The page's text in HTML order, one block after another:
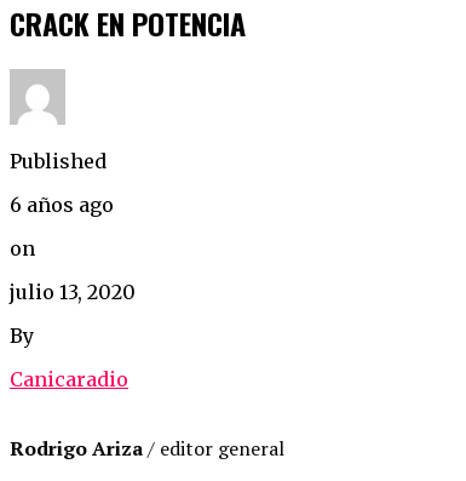
CRACK EN POTENCIA
Published
6 años ago
on
julio 13, 2020
By
Canicaradio
Rodrigo Ariza/ editor general